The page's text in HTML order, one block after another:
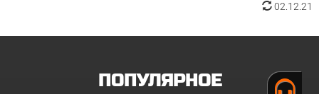
02.12.21
ПОПУЛЯРНОЕ